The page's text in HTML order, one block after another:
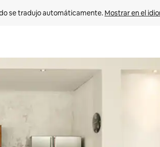
se tradujo automáticamente. Mostrar en el